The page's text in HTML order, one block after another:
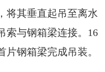
将其垂直起吊至离水
索与钢箱梁连接。16
片钢箱梁完成吊装。